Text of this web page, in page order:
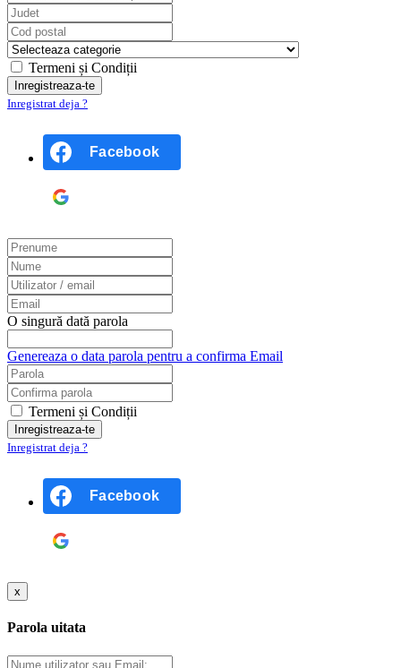
Termeni și Condiții
Inregistrat deja ?
Facebook
O singură dată parola
Genereaza o data parola pentru a confirma Email
Termeni și Condiții
Inregistrat deja ?
Facebook
x
Parola uitata